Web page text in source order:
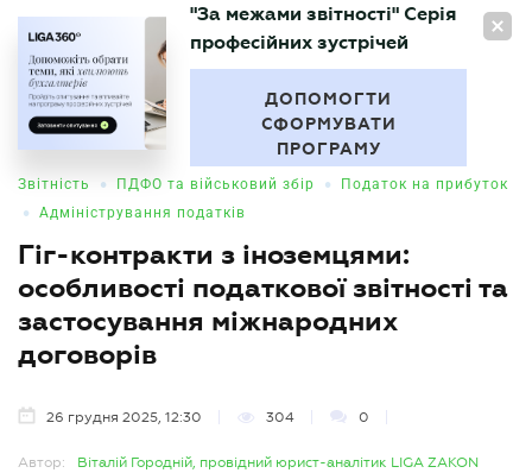
UA
БУХГАЛТЕР
"За межами звітності" Серія
професійних зустрічей
ДОПОМОГТИ
СФОРМУВАТИ
ПРОГРАМУ
Звітність • ПДФО та військовий збір • Податок на прибуток
• Адміністрування податків
Гіг-контракти з іноземцями:
особливості податкової звітності та
застосування міжнародних
договорів
26 грудня 2025, 12:30 304 0
Автор: Віталій Городній, провідний юрист-аналітик LIGA ZAKON